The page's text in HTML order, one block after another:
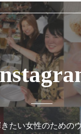
たい女性のための